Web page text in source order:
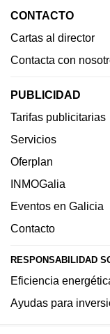
CONTACTO
Cartas al director
Contacta con
PUBLICIDAD
Tarifas publicitarias
Servicios
Oferplan
INMOGalia
Eventos en Galicia
Contacto
RESPONSABILIDAD
Eficiencia
Ayudas para